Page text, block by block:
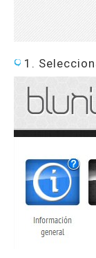
1.